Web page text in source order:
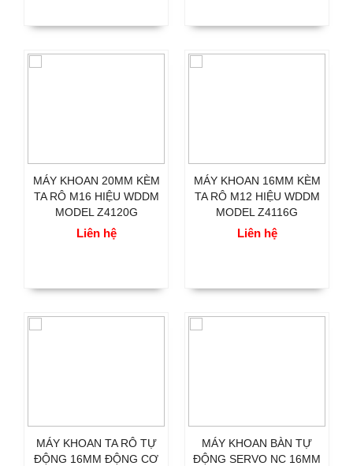
MÁY KHOAN 20MM KÈM
TA RÔ M16 HIỆU WDDM
MODEL Z4120G
Liên hệ
MÁY KHOAN 16MM KÈM
TA RÔ M12 HIỆU WDDM
MODEL Z4116G
Liên hệ
MÁY KHOAN TA RÔ TỰ
ĐỘNG 16MM ĐỘNG CƠ
MÁY KHOAN BÀN TỰ
ĐỘNG SERVO NC 16MM